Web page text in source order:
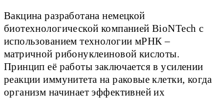
Вакцина разработана немецкой
биотехнологической компанией BioNTech с
использованием технологии мРНК –
матричной рибонуклеиновой кислоты.
Принцип её работы заключается в усилении
реакции иммунитета на раковые клетки, когда
организм начинает эффективней их